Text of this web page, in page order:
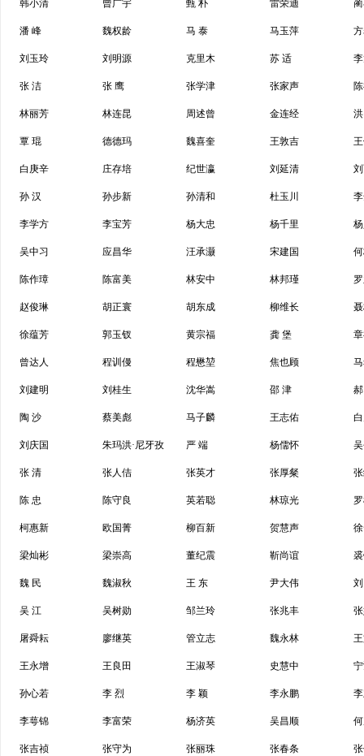
韩小清 曾广宇 甄 朴 雷荣迪
潘 峰 魏权龄 马 泰 马玉萍
刘玉玲 刘明源 克里木 苏 适
张 洁 张 鹰 张学津 张家声
林丽芳 林连昆 周述曾 金连经
覃 琨 德德玛 魏喜奎 王敦吉
白庚辛 庄存培 纪世瀛 刘延清
孙 汉 孙步新 孙清和 杜玉川
李学方 李宝芳 杨大忠 杨千里
吴中习 应昌华 汪承灏 宋建国
陈作璋 陈富美 林安中 林邦瑾
赵俊琳 胡正寰 胡东成 柳维长
徐蕴芳 郭玉钗 黄宗福 龚 堡
曾达人 程训僈 程懋堃 焦也顾
刘建明 刘桂生 沈华嵩 邵 津
陶 沙 蔡美彪 马子麟 王志佑
刘庆国 朱玛洪·尼牙孜 严 端 杨儒怀
张 清 张人佶 张英才 张厚粲
陈 忠 陈守良 英若聪 林琼光
柯惠新 欧国菁 柳百新 贺慧声
梁灿彬 梁崇高 董纪震 靳尚谊
魏 民 魏淑秋 王 东 尹大伟
吴 江 吴树勋 邹兰玲 张兆丰
屠舜耘 廖继英 管立志 魏永林
王永增 王良田 王淑琴 史慧中
孙心若 李 烈 李 颖 李永鹏
李萼锦 李富荣 杨济英 吴昌顺
张吉祯 张守为 张丽珠 张春条